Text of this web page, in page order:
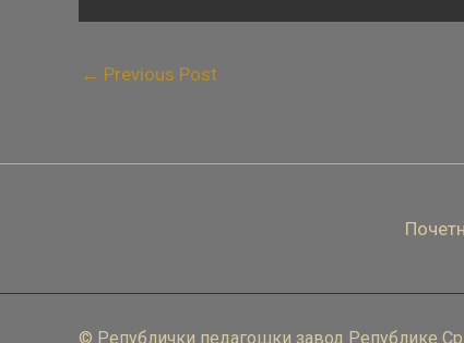
← Previous Post
© Републички педагошки завод Републике